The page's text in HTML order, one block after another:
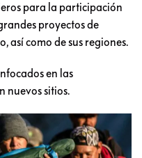
para la participación
proyectos de
así como de sus regiones.
en las
nuevos sitios.